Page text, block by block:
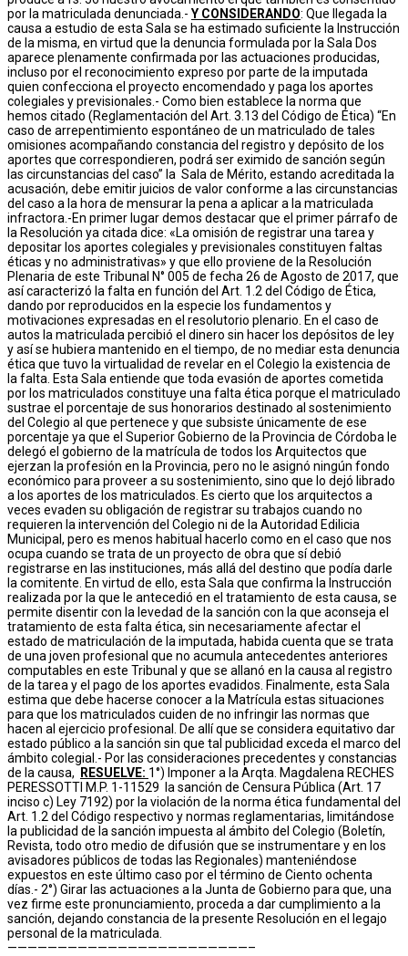
por la matriculada denunciada.- Y CONSIDERANDO: Que llegada la
causa a estudio de esta Sala se ha estimado suficiente la Instrucción
de la misma, en virtud que la denuncia formulada por la Sala Dos
aparece plenamente confirmada por las actuaciones producidas,
incluso por el reconocimiento expreso por parte de la imputada
quien confecciona el proyecto encomendado y paga los aportes
colegiales y previsionales.- Como bien establece la norma que
hemos citado (Reglamentación del Art. 3.13 del Código de Ética) “En
caso de arrepentimiento espontáneo de un matriculado de tales
omisiones acompañando constancia del registro y depósito de los
aportes que correspondieren, podrá ser eximido de sanción según
las circunstancias del caso” la Sala de Mérito, estando acreditada la
acusación, debe emitir juicios de valor conforme a las circunstancias
del caso a la hora de mensurar la pena a aplicar a la matriculada
infractora.-En primer lugar demos destacar que el primer párrafo de
la Resolución ya citada dice: «La omisión de registrar una tarea y
depositar los aportes colegiales y previsionales constituyen faltas
éticas y no administrativas» y que ello proviene de la Resolución
Plenaria de este Tribunal N° 005 de fecha 26 de Agosto de 2017, que
así caracterizó la falta en función del Art. 1.2 del Código de Ética,
dando por reproducidos en la especie los fundamentos y
motivaciones expresadas en el resolutorio plenario. En el caso de
autos la matriculada percibió el dinero sin hacer los depósitos de ley
y así se hubiera mantenido en el tiempo, de no mediar esta denuncia
ética que tuvo la virtualidad de revelar en el Colegio la existencia de
la falta. Esta Sala entiende que toda evasión de aportes cometida
por los matriculados constituye una falta ética porque el matriculado
sustrae el porcentaje de sus honorarios destinado al sostenimiento
del Colegio al que pertenece y que subsiste únicamente de ese
porcentaje ya que el Superior Gobierno de la Provincia de Córdoba le
delegó el gobierno de la matrícula de todos los Arquitectos que
ejerzan la profesión en la Provincia, pero no le asignó ningún fondo
económico para proveer a su sostenimiento, sino que lo dejó librado
a los aportes de los matriculados. Es cierto que los arquitectos a
veces evaden su obligación de registrar su trabajos cuando no
requieren la intervención del Colegio ni de la Autoridad Edilicia
Municipal, pero es menos habitual hacerlo como en el caso que nos
ocupa cuando se trata de un proyecto de obra que sí debió
registrarse en las instituciones, más allá del destino que podía darle
la comitente. En virtud de ello, esta Sala que confirma la Instrucción
realizada por la que le antecedió en el tratamiento de esta causa, se
permite disentir con la levedad de la sanción con la que aconseja el
tratamiento de esta falta ética, sin necesariamente afectar el
estado de matriculación de la imputada, habida cuenta que se trata
de una joven profesional que no acumula antecedentes anteriores
computables en este Tribunal y que se allanó en la causa al registro
de la tarea y el pago de los aportes evadidos. Finalmente, esta Sala
estima que debe hacerse conocer a la Matrícula estas situaciones
para que los matriculados cuiden de no infringir las normas que
hacen al ejercicio profesional. De allí que se considera equitativo dar
estado público a la sanción sin que tal publicidad exceda el marco del
ámbito colegial.- Por las consideraciones precedentes y constancias
de la causa,
RESUELVE: 1°) Imponer a la Arqta. Magdalena RECHES
PERESSOTTI M.P. 1-11529 la sanción de Censura Pública (Art. 17
inciso c) Ley 7192) por la violación de la norma ética fundamental del
Art. 1.2 del Código respectivo y normas reglamentarias, limitándose
la publicidad de la sanción impuesta al ámbito del Colegio (Boletín,
Revista, todo otro medio de difusión que se instrumentare y en los
avisadores públicos de todas las Regionales) manteniéndose
expuestos en este último caso por el término de Ciento ochenta
días.- 2°) Girar las actuaciones a la Junta de Gobierno para que, una
vez firme este pronunciamiento, proceda a dar cumplimiento a la
sanción, dejando constancia de la presente Resolución en el legajo
personal de la matriculada.
————————————————————————–